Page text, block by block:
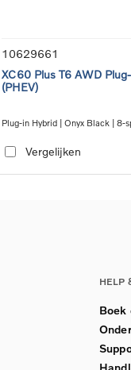
10629661
XC60 Plus T6 AWD
(PHEV)
Plug-in Hybrid | Onyx Black | 8-
Vergelijken
HELP
Boek